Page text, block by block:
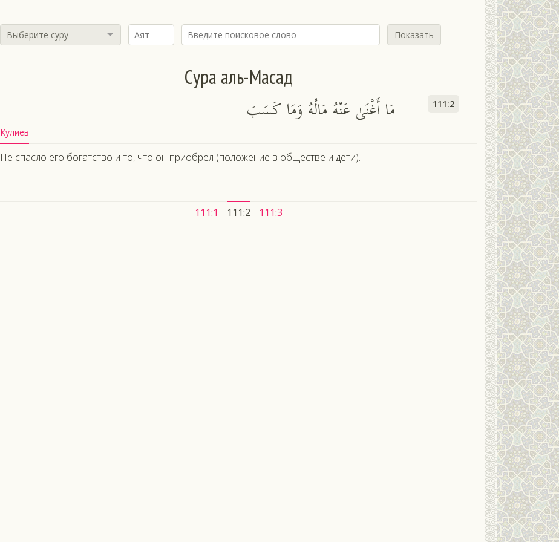
Выберите суру Показать
Сура аль-Масад
مَا أَغْنَىٰ عَنْهُ مَالُهُ وَمَا كَسَبَ 111:2
Кулиев
Не спасло его богатство и то, что он приобрел (положение в обществе и дети).
111:1 111:2 111:3